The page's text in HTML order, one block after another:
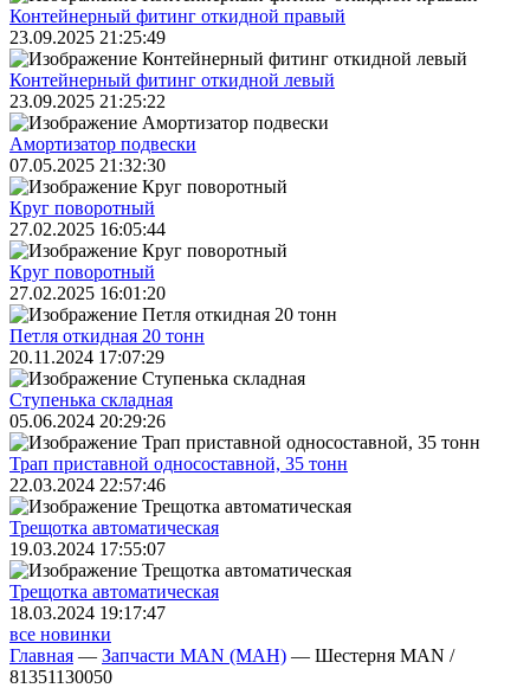
Контейнерный фитинг откидной правый
23.09.2025 21:25:49
Контейнерный фитинг откидной левый
23.09.2025 21:25:22
Амортизатор подвески
07.05.2025 21:32:30
Круг поворотный
27.02.2025 16:05:44
Круг поворотный
27.02.2025 16:01:20
Петля откидная 20 тонн
20.11.2024 17:07:29
Ступенька складная
05.06.2024 20:29:26
Трап приставной односоставной, 35 тонн
22.03.2024 22:57:46
Трещoтка автоматическая
19.03.2024 17:55:07
Трещoтка автоматическая
18.03.2024 19:17:47
все новинки
Главная — Запчасти MAN (МАН) — Шестерня MAN /
81351130050